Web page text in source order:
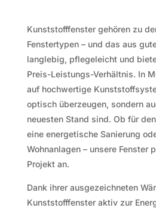
Kunststofffenster gehören zu
Fenstertypen – und das aus
langlebig, pflegeleicht und
Preis-Leistungs-Verhältnis. In
auf hochwertige
optisch überzeugen, sondern
neuesten Stand sind. Ob für
eine energetische Sanierung
Wohnanlagen – unsere Fenster
Projekt an.
Dank ihrer ausgezeichneten
Kunststofffenster aktiv zur